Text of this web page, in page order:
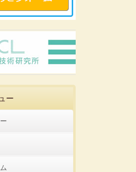
ー